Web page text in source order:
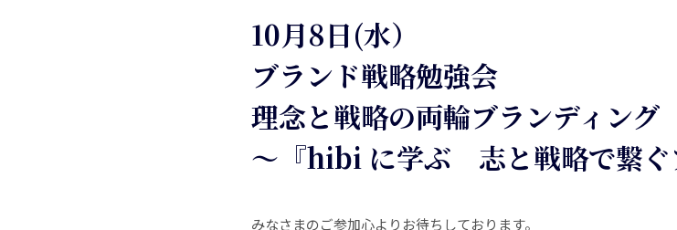
10月8日(水）
ブランド戦略勉強会
理念と戦略の両輪ブランディング
～『hibi に学ぶ 志と戦略で繋ぐ
みなさまのご参加心よりお待ちしております。